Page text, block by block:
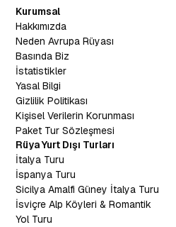
Kurumsal
Hakkımızda
Neden Avrupa Rüyası
Basında Biz
İstatistikler
Yasal Bilgi
Gizlilik Politikası
Kişisel Verilerin Korunması
Paket Tur Sözleşmesi
Rüya Yurt Dışı Turları
İtalya Turu
İspanya Turu
Sicilya Amalfi Güney İtalya Turu
İsviçre Alp Köyleri & Romantik
Yol Turu